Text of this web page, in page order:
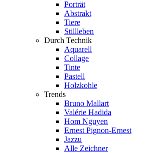
Porträt
Abstrakt
Tiere
Stillleben
Durch Technik
Aquarell
Collage
Tinte
Pastell
Holzkohle
Trends
Bruno Mallart
Valérie Hadida
Hom Nguyen
Ernest Pignon-Ernest
Jazzu
Alle Zeichner